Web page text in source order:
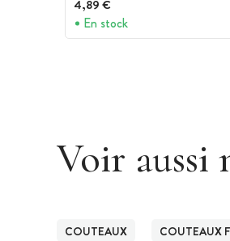
4,89 €
En stock
Voir aussi
COUTEAUX COUTEAUX